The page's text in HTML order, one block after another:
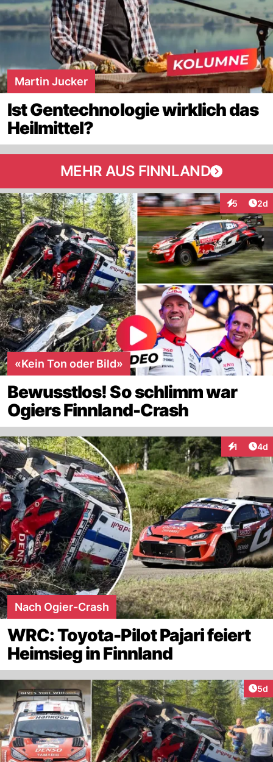
Martin Jucker
Ist Gentechnologie wirklich das
Heilmittel?
MEHR AUS FINNLAND
5 2d
«Kein Ton oder Bild»
Bewusstlos! So schlimm war
Ogiers Finnland-Crash
1 4d
Nach Ogier-Crash
WRC: Toyota-Pilot Pajari feiert
Heimsieg in Finnland
5d